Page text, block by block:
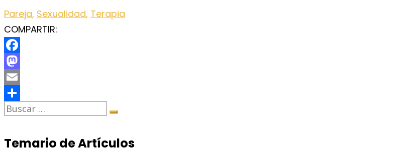
Pareja, Sexualidad, Terapia
COMPARTIR:
Facebook
Mastodon
Email
Share
Temario de Artículos